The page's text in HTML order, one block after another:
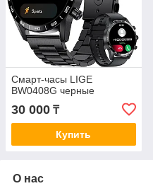
Смарт-часы LIGE
BW0408G черные
30 000 ₸
Купить
О нас